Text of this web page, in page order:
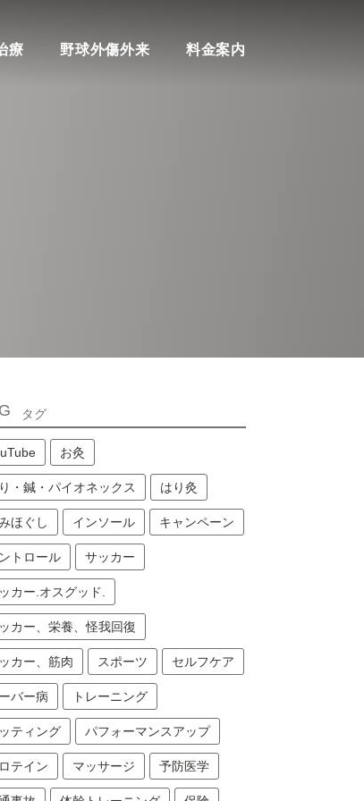
療 野球外傷外来 料金案内
タグ
お灸
・鍼・パイオネックス はり灸
ほぐし インソール キャンペーン
トロール サッカー
カー.オスグッド.
カー、栄養、怪我回復
カー、筋肉 スポーツ セルフケア
バー病 トレーニング
ティング パフォーマンスアップ
テイン マッサージ 予防医学